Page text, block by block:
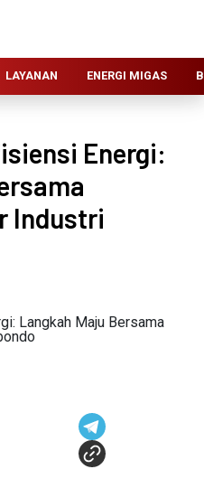
LAYANAN ENERGI MIGAS
Energi:
Industri